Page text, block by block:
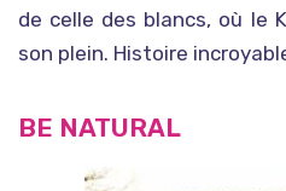
de celle des blancs, où le
son plein. Histoire
BE NATURAL